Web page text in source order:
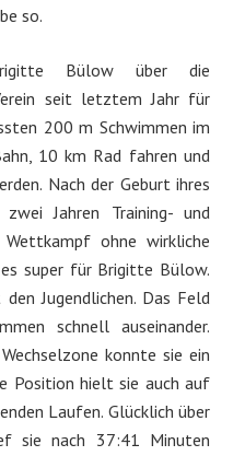
so.
Bülow über die
seit letztem Jahr für
200 m Schwimmen im
10 km Rad fahren und
Nach der Geburt ihres
Jahren Training- und
ohne wirkliche
super für Brigitte Bülow.
Jugendlichen. Das Feld
schnell auseinander.
konnte sie ein
Position hielt sie auch auf
Laufen. Glücklich über
sie nach 37:41 Minuten